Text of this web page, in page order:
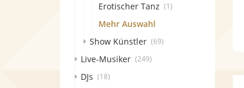
Erotischer Tanz (1)
Mehr Auswahl
Show Künstler (69)
Live-Musiker (249)
DJs (18)